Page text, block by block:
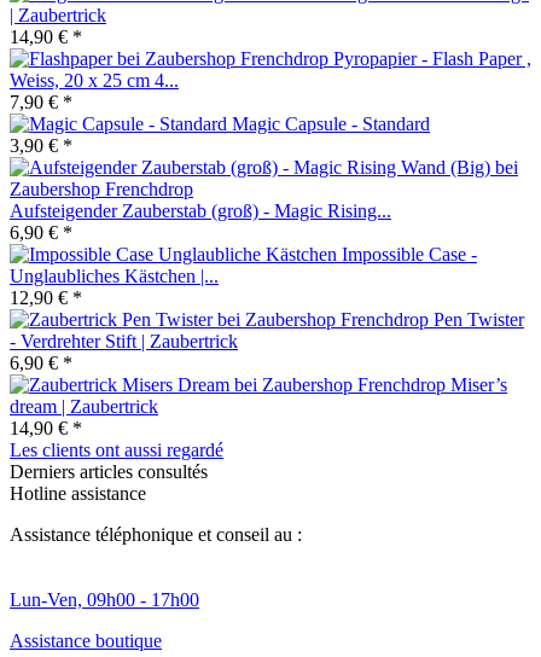
| Zaubertrick
14,90 € *
Pyropapier - Flash Paper ,
Weiss, 20 x 25 cm 4...
7,90 € *
Magic Capsule - Standard
3,90 € *
Aufsteigender Zauberstab (groß) - Magic Rising...
6,90 € *
Impossible Case -
Unglaubliches Kästchen |...
12,90 € *
Pen Twister
- Verdrehter Stift | Zaubertrick
6,90 € *
Miser’s
dream | Zaubertrick
14,90 € *
Les clients ont aussi regardé
Derniers articles consultés
Hotline assistance
Assistance téléphonique et conseil au :
Lun-Ven, 09h00 - 17h00
Assistance boutique